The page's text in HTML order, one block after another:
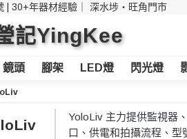
| 30+年器材經驗｜ 深水埗・旺角門市
記YingKee
鏡頭 腳架 LED燈 閃光燈
YoloLiv 主力提供監視器
口、供電和拍攝流程、型